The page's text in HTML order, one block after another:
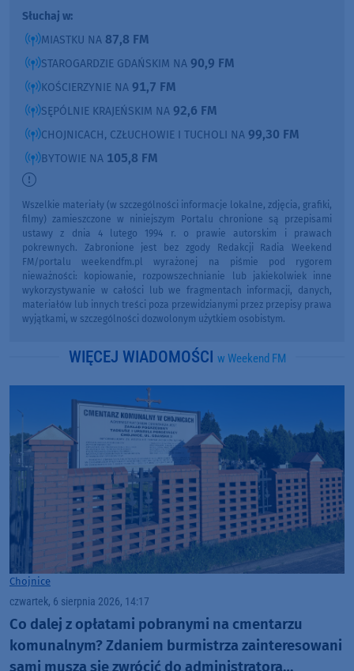
Słuchaj w:
MIASTKU NA 87,8 FM
STAROGARDZIE GDAŃSKIM NA 90,9 FM
KOŚCIERZYNIE NA 91,7 FM
SĘPÓLNIE KRAJEŃSKIM NA 92,6 FM
CHOJNICACH, CZŁUCHOWIE I TUCHOLI NA 99,30 FM
BYTOWIE NA 105,8 FM
Wszelkie materiały (w szczególności informacje lokalne, zdjęcia, grafiki,
filmy) zamieszczone w niniejszym Portalu chronione są przepisami
ustawy z dnia 4 lutego 1994 r. o prawie autorskim i prawach
pokrewnych. Zabronione jest bez zgody Redakcji Radia Weekend
FM/portalu weekendfm.pl wyrażonej na piśmie pod rygorem
nieważności: kopiowanie, rozpowszechnianie lub jakiekolwiek inne
wykorzystywanie w całości lub we fragmentach informacji, danych,
materiałów lub innych treści poza przewidzianymi przez przepisy prawa
wyjątkami, w szczególności dozwolonym użytkiem osobistym.
WIĘCEJ WIADOMOŚCI w Weekend FM
Chojnice
czwartek, 6 sierpnia 2026, 14:17
Co dalej z opłatami pobranymi na cmentarzu
komunalnym? Zdaniem burmistrza zainteresowani
sami muszą się zwrócić do administratora